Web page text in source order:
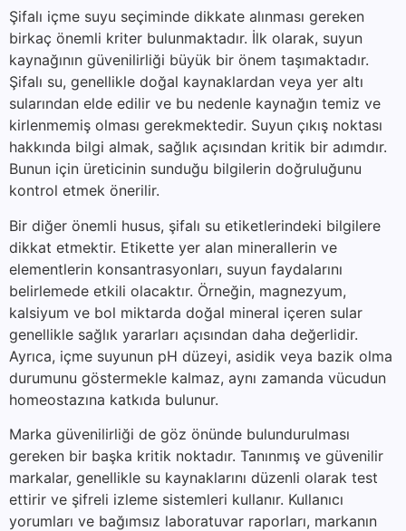
Şifalı içme suyu seçiminde dikkate alınması gereken
birkaç önemli kriter bulunmaktadır. İlk olarak, suyun
kaynağının güvenilirliği büyük bir önem taşımaktadır.
Şifalı su, genellikle doğal kaynaklardan veya yer altı
sularından elde edilir ve bu nedenle kaynağın temiz ve
kirlenmemiş olması gerekmektedir. Suyun çıkış noktası
hakkında bilgi almak, sağlık açısından kritik bir adımdır.
Bunun için üreticinin sunduğu bilgilerin doğruluğunu
kontrol etmek önerilir.
Bir diğer önemli husus, şifalı su etiketlerindeki bilgilere
dikkat etmektir. Etikette yer alan minerallerin ve
elementlerin konsantrasyonları, suyun faydalarını
belirlemede etkili olacaktır. Örneğin, magnezyum,
kalsiyum ve bol miktarda doğal mineral içeren sular
genellikle sağlık yararları açısından daha değerlidir.
Ayrıca, içme suyunun pH düzeyi, asidik veya bazik olma
durumunu göstermekle kalmaz, aynı zamanda vücudun
homeostazına katkıda bulunur.
Marka güvenilirliği de göz önünde bulundurulması
gereken bir başka kritik noktadır. Tanınmış ve güvenilir
markalar, genellikle su kaynaklarını düzenli olarak test
ettirir ve şifreli izleme sistemleri kullanır. Kullanıcı
yorumları ve bağımsız laboratuvar raporları, markanın